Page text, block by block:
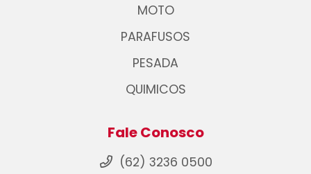
MOTO
PARAFUSOS
PESADA
QUIMICOS
Fale Conosco
(62) 3236 0500